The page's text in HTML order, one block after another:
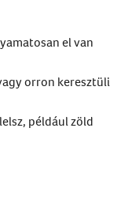
el van
orron keresztüli
például zöld